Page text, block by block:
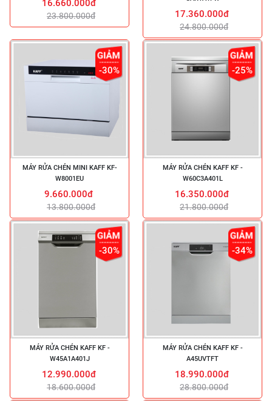
16.660.000đ
23.800.000đ 17.360.000đ
24.800.000đ
-30%
MÁY RỬA CHÉN MINI KAFF KF-
W8001EU
9.660.000đ
13.800.000đ
-25%
MÁY RỬA CHÉN KAFF KF -
W60C3A401L
16.350.000đ
21.800.000đ
-30%
MÁY RỬA CHÉN KAFF KF -
W45A1A401J
12.990.000đ
18.600.000đ
-34%
MÁY RỬA CHÉN KAFF KF -
A45UVTFT
18.990.000đ
28.800.000đ